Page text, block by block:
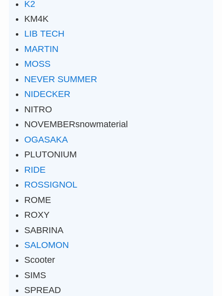
K2
KM4K
LIB TECH
MARTIN
MOSS
NEVER SUMMER
NIDECKER
NITRO
NOVEMBERsnowmaterial
OGASAKA
PLUTONIUM
RIDE
ROSSIGNOL
ROME
ROXY
SABRINA
SALOMON
Scooter
SIMS
SPREAD